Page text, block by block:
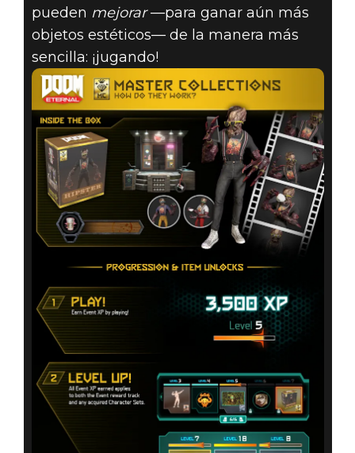
pueden mejorar—para ganar aún más
objetos estéticos— de la manera más
sencilla: ¡jugando!